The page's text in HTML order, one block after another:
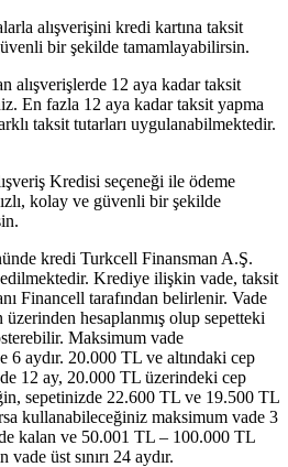
alışverişini kredi kartına taksit
bir şekilde tamamlayabilirsin.
alışverişlerde 12 aya kadar taksit
En fazla 12 aya kadar taksit yapma
taksit tutarları uygulanabilmektedir.
Kredisi seçeneği ile ödeme
kolay ve güvenli bir şekilde
kredi Turkcell Finansman A.Ş.
Krediye ilişkin vade, taksit
Financell tarafından belirlenir. Vade
hesaplanmış olup sepetteki
Maksimum vade
6 aydır. 20.000 TL ve altındaki cep
12 ay, 20.000 TL üzerindeki cep
sepetinizde 22.600 TL ve 19.500 TL
kullanabileceğiniz maksimum vade 3
kalan ve 50.001 TL – 100.000 TL
üst sınırı 24 aydır.